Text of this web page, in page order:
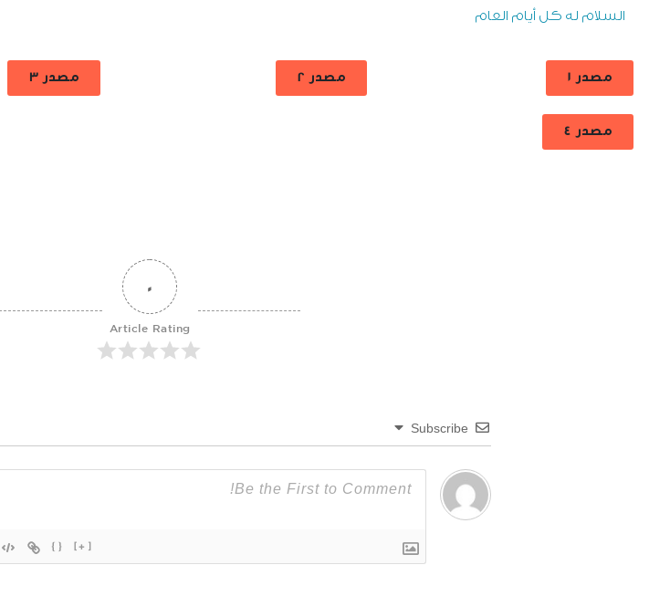
السلام له كل أيام العام
مصدر 1 مصدر 2 مصدر 3
مصدر 4
0
Article Rating
Subscribe
{} [+]